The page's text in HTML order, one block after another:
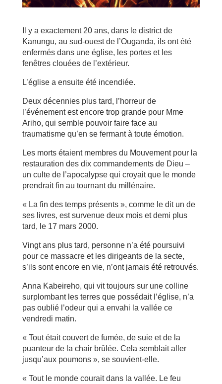
Il y a exactement 20 ans, dans le district de
Kanungu, au sud-ouest de l’Ouganda, ils ont été
enfermés dans une église, les portes et les
fenêtres clouées de l’extérieur.
L’église a ensuite été incendiée.
Deux décennies plus tard, l’horreur de
l’événement est encore trop grande pour Mme
Ariho, qui semble pouvoir faire face au
traumatisme qu’en se fermant à toute émotion.
Les morts étaient membres du Mouvement pour la
restauration des dix commandements de Dieu –
un culte de l’apocalypse qui croyait que le monde
prendrait fin au tournant du millénaire.
« La fin des temps présents », comme le dit un de
ses livres, est survenue deux mois et demi plus
tard, le 17 mars 2000.
Vingt ans plus tard, personne n’a été poursuivi
pour ce massacre et les dirigeants de la secte,
s’ils sont encore en vie, n’ont jamais été retrouvés.
Anna Kabeireho, qui vit toujours sur une colline
surplombant les terres que possédait l’église, n’a
pas oublié l’odeur qui a envahi la vallée ce
vendredi matin.
« Tout était couvert de fumée, de suie et de la
puanteur de la chair brûlée. Cela semblait aller
jusqu’aux poumons », se souvient-elle.
« Tout le monde courait dans la vallée. Le feu